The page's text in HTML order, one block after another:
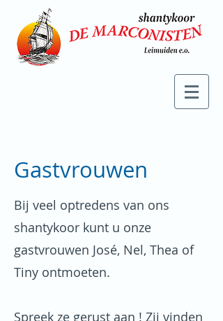
Gastvrouwen
Bij veel optredens van ons
shantykoor kunt u onze
gastvrouwen José, Nel, Thea of
Tiny ontmoeten.
Spreek ze gerust aan ! Zij vinden